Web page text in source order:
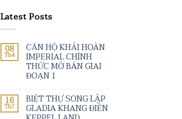
Latest Posts
08
Th4
CĂN HỘ KHẢI HOÀN
IMPERIAL CHÍNH
THỨC MỞ BÁN GIAI
ĐOẠN 1
16
Th7
BIỆT THỰ SONG LẬP
GLADIA KHANG ĐIỀN